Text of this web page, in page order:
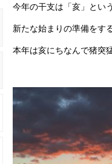
今年の干支は「亥」とい
新たな始まりの準備をす
本年は亥にちなんで猪突